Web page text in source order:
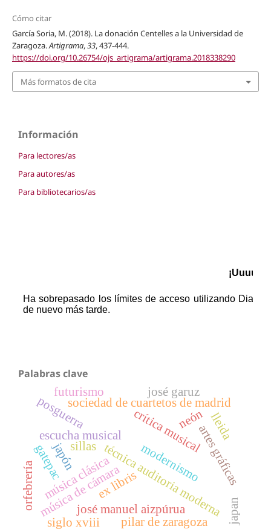
Cómo citar
García Soria, M. (2018). La donación Centelles a la Universidad de
Zaragoza.Artigrama,33, 437-444.
https://doi.org/10.26754/ojs_artigrama/artigrama.2018338290
Más formatos de cita
Información
Para lectores/as
Para autores/as
Para bibliotecarios/as
Palabras clave
modernismoartes gráficas
ex libris
escucha musical
técnica auditoria moderna
música clásica
crítica musical
música de cámara
sociedad de cuartetos de madrid
sillas
josé manuel aizpúrua
gatepac
posguerra
pilar de zaragoza
neón lleida
orfebrería
siglo xviii
josé garuz
japón
japan
futurismo